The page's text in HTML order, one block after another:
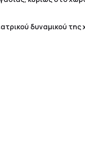
δυναμικού της